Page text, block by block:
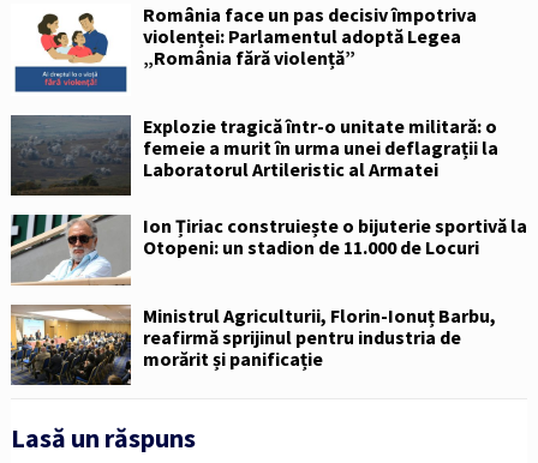
România face un pas decisiv împotriva
violenței: Parlamentul adoptă Legea
„România fără violență”
Explozie tragică într-o unitate militară: o
femeie a murit în urma unei deflagrații la
Laboratorul Artileristic al Armatei
Ion Țiriac construiește o bijuterie sportivă la
Otopeni: un stadion de 11.000 de Locuri
Ministrul Agriculturii, Florin-Ionuț Barbu,
reafirmă sprijinul pentru industria de
morărit și panificație
Lasă un răspuns